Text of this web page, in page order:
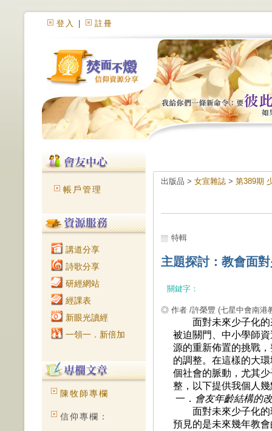
登入 註冊
帳戶管理
講道分享
詩歌分享
研經網站
經課表
新眼光讀經
一領一．新倍加
陳牧師專欄
信仰專欄：
出版品 > 女宣雜誌 > 第389期
特輯
主題探討：教會面
關鍵字：
◎ 作者 /許榮豐 (七星中會南港
面對未來少子化的
被迫關門、中小學師
源的重新佈置的挑戰
的調整。在這樣的大
個社會的脈動，尤其
整，以下提供我個人
一． 會友年齡結構的
面對未來少子化
預見的是未來幾年教